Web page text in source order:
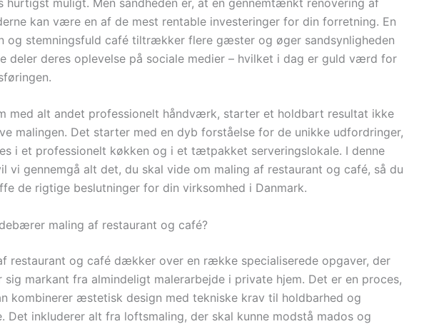
kan være en af de mest rentable investeringer for din forretning. En
og stemningsfuld café tiltrækker flere gæster og øger sandsynligheden
deler deres oplevelse på sociale medier – hvilket i dag er guld værd for
med alt andet professionelt håndværk, starter et holdbart resultat ikke
malingen. Det starter med en dyb forståelse for de unikke udfordringer,
i et professionelt køkken og i et tætpakket serveringslokale. I denne
vi gennemgå alt det, du skal vide om maling af restaurant og café, så du
de rigtige beslutninger for din virksomhed i Danmark.
maling af restaurant og café?
restaurant og café dækker over en række specialiserede opgaver, der
sig markant fra almindeligt malerarbejde i private hjem. Det er en proces,
kombinerer æstetisk design med tekniske krav til holdbarhed og
Det inkluderer alt fra loftsmaling, der skal kunne modstå mados og